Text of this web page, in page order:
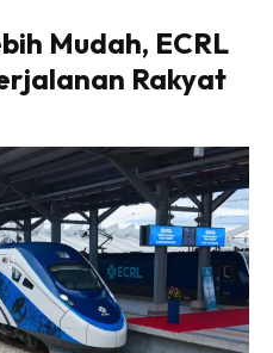
Mudah, ECRL
Rakyat